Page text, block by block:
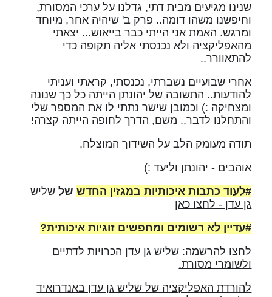
שנינו מגיעים מבית דתי, גדלנו על ערכי המסורת,
וחיפשנו משהו דומה.. פרק ב' שיהיה אחר, מיוחד
ומרגש. האמת אני הייתי כבר בייאוש... יצאתי
מהאפליקציה ולא נכנסתי אליה תקופה כדי
להתאוורר..
אחרי שבועיים נשברתי, נכנסתי, קראתי ועניתי
להודעות.. התשובה של יהונתן הייתה כל כך שנונה
ומצחיקה :) וכמובן שישר נתתי לו את המספר שלי
והתחלנו לדבר.. משם, הדרך לחופה הייתה קצרה!
תודה מעומק הלב על השידוך המוצלח,
אוהבים - יהונתן וליעד :)
#לעוד כתבות איכותיות במגזין החדששל שליש
גן עדן - לחצו כאן
#עדיין לא רשומים ומחפשים זוגיות איכותית?
לחצו להרשמה: שליש גן עדן הכרויות לדתיים
ולשומרי מסורת.
להורדת האפליקציה של שליש גן עדן באנדרואיד